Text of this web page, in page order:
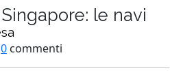
le navi
0 commenti